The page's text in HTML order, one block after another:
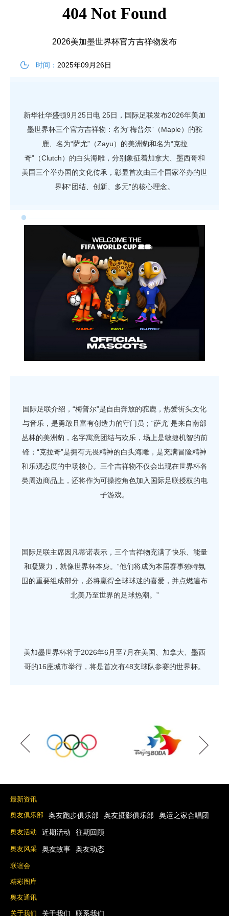
2026美加墨世界杯官方吉祥物发布
时间： 2025年09月26日
新华社华盛顿9月25日电 25日，国际足联发布2026年美加
墨世界杯三个官方吉祥物：名为“梅普尔”（Maple）的驼
鹿、名为“萨尤”（Zayu）的美洲豹和名为“克拉
奇”（Clutch）的白头海雕，分别象征着加拿大、墨西哥和
美国三个举办国的文化传承，彰显首次由三个国家举办的世
界杯“团结、创新、多元”的核心理念。
国际足联介绍，“梅普尔”是自由奔放的驼鹿，热爱街头文化
与音乐，是勇敢且富有创造力的守门员；“萨尤”是来自南部
丛林的美洲豹，名字寓意团结与欢乐，场上是敏捷机智的前
锋；“克拉奇”是拥有无畏精神的白头海雕，是充满冒险精神
和乐观态度的中场核心。三个吉祥物不仅会出现在世界杯各
类周边商品上，还将作为可操控角色加入国际足联授权的电
子游戏。
国际足联主席因凡蒂诺表示，三个吉祥物充满了快乐、能量
和凝聚力，就像世界杯本身。“他们将成为本届赛事独特氛
围的重要组成部分，必将赢得全球球迷的喜爱，并点燃遍布
北美乃至世界的足球热潮。”
美加墨世界杯将于2026年6月至7月在美国、加拿大、墨西
哥的16座城市举行，将是首次有48支球队参赛的世界杯。
最新资讯
奥友俱乐部 奥友跑步俱乐部 奥友摄影俱乐部 奥运之家合唱团
奥友活动 近期活动 往期回顾
奥友风采 奥友故事 奥友动态
联谊会
精彩图库
奥友通讯
关于我们 关于我们 联系我们